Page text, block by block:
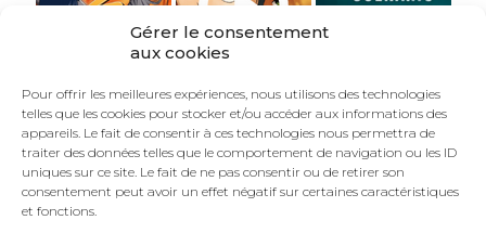
Gérer le consentement
aux cookies
Pour offrir les meilleures expériences, nous utilisons des technologies
telles que les cookies pour stocker et/ou accéder aux informations des
appareils. Le fait de consentir à ces technologies nous permettra de
traiter des données telles que le comportement de navigation ou les ID
uniques sur ce site. Le fait de ne pas consentir ou de retirer son
consentement peut avoir un effet négatif sur certaines caractéristiques
et fonctions.